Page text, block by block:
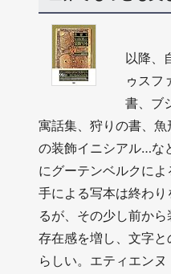
以降、
ゥスフ
書、ブ
寓話集、狩りの書、
の装飾イニシアル…な
にグーテンベルクに
手による写本は終わ
るが、その少し前か
存在感を増し、文字
らしい。エティエン